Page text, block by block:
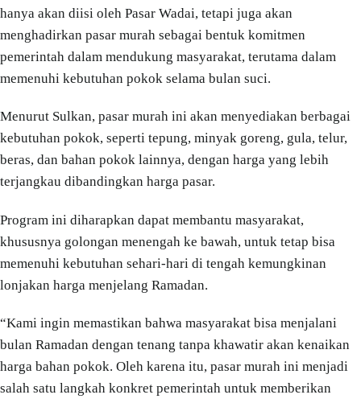
hanya akan diisi oleh Pasar Wadai, tetapi juga akan
menghadirkan pasar murah sebagai bentuk komitmen
pemerintah dalam mendukung masyarakat, terutama dalam
memenuhi kebutuhan pokok selama bulan suci.
Menurut Sulkan, pasar murah ini akan menyediakan berbagai
kebutuhan pokok, seperti tepung, minyak goreng, gula, telur,
beras, dan bahan pokok lainnya, dengan harga yang lebih
terjangkau dibandingkan harga pasar.
Program ini diharapkan dapat membantu masyarakat,
khususnya golongan menengah ke bawah, untuk tetap bisa
memenuhi kebutuhan sehari-hari di tengah kemungkinan
lonjakan harga menjelang Ramadan.
“Kami ingin memastikan bahwa masyarakat bisa menjalani
bulan Ramadan dengan tenang tanpa khawatir akan kenaikan
harga bahan pokok. Oleh karena itu, pasar murah ini menjadi
salah satu langkah konkret pemerintah untuk memberikan